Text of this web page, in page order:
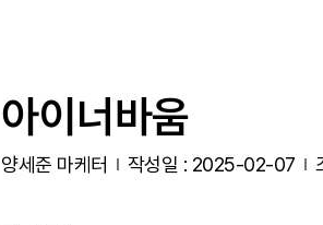
아이너바움
양세준 마케터 작성일 : 2025-02-07